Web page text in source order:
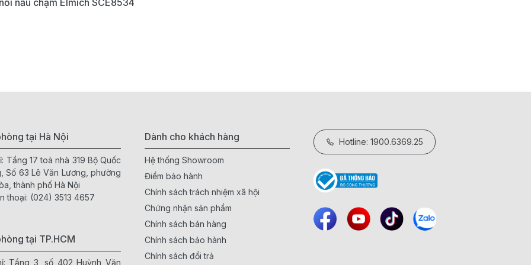
tại Hà Nội
Tầng 17 toà nhà 319 Bộ Quốc
Số 63 Lê Văn Lương, phường
thành phố Hà Nội
thoại: (024) 3513 4657
tại TP.HCM
Tầng 3, số 402 Huỳnh Văn
Dành cho khách hàng
Hệ thống Showroom
Điểm bảo hành
Chính sách trách nhiệm xã hội
Chứng nhận sản phẩm
Chính sách bán hàng
Chính sách bảo hành
Chính sách đổi trả
Hotline: 1900.6369.25